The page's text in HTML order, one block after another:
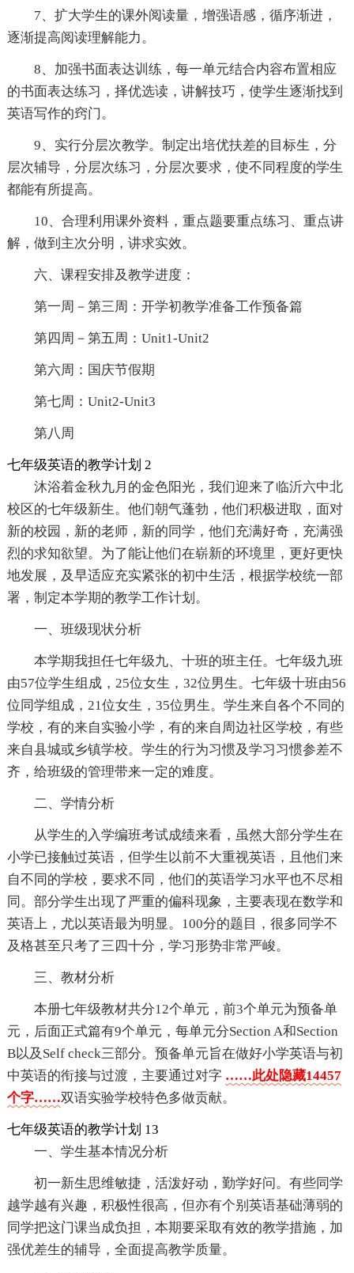
7、扩大学生的课外阅读量，增强语感，循序渐进，
逐渐提高阅读理解能力。
8、加强书面表达训练，每一单元结合内容布置相应
的书面表达练习，择优选读，讲解技巧，使学生逐渐找到
英语写作的窍门。
9、实行分层次教学。制定出培优扶差的目标生，分
层次辅导，分层次练习，分层次要求，使不同程度的学生
都能有所提高。
10、合理利用课外资料，重点题要重点练习、重点讲
解，做到主次分明，讲求实效。
六、课程安排及教学进度：
第一周－第三周：开学初教学准备工作预备篇
第四周－第五周：Unit1-Unit2
第六周：国庆节假期
第七周：Unit2-Unit3
第八周
七年级英语的教学计划 2
沐浴着金秋九月的金色阳光，我们迎来了临沂六中北
校区的七年级新生。他们朝气蓬勃，他们积极进取，面对
新的校园，新的老师，新的同学，他们充满好奇，充满强
烈的求知欲望。为了能让他们在崭新的环境里，更好更快
地发展，及早适应充实紧张的初中生活，根据学校统一部
署，制定本学期的教学工作计划。
一、班级现状分析
本学期我担任七年级九、十班的班主任。七年级九班
由57位学生组成，25位女生，32位男生。七年级十班由56
位同学组成，21位女生，35位男生。学生来自各个不同的
学校，有的来自实验小学，有的来自周边社区学校，有些
来自县城或乡镇学校。学生的行为习惯及学习习惯参差不
齐，给班级的管理带来一定的难度。
二、学情分析
从学生的入学编班考试成绩来看，虽然大部分学生在
小学已接触过英语，但学生以前不大重视英语，且他们来
自不同的学校，要求不同，他们的英语学习水平也不尽相
同。部分学生出现了严重的偏科现象，主要表现在数学和
英语上，尤以英语最为明显。100分的题目，很多同学不
及格甚至只考了三四十分，学习形势非常严峻。
三、教材分析
本册七年级教材共分12个单元，前3个单元为预备单
元，后面正式篇有9个单元，每单元分Section A和Section
B以及Self check三部分。预备单元旨在做好小学英语与初
中英语的衔接与过渡，主要通过对字 ……此处隐藏14457
个字……双语实验学校特色多做贡献。
七年级英语的教学计划 13
一、学生基本情况分析
初一新生思维敏捷，活泼好动，勤学好问。有些同学
越学越有兴趣，积极性很高，但亦有个别英语基础薄弱的
同学把这门课当成负担，本期要采取有效的教学措施，加
强优差生的辅导，全面提高教学质量。